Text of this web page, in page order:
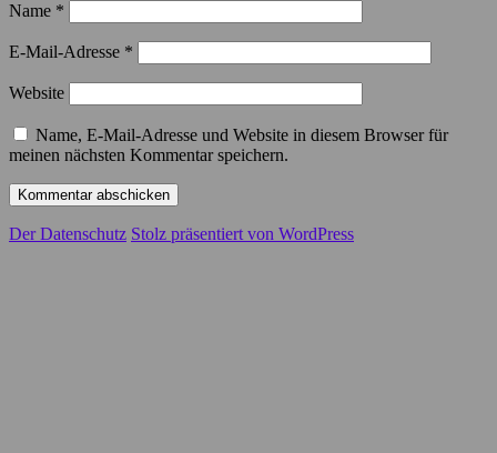
Name *
E-Mail-Adresse *
Website
Name, E-Mail-Adresse und Website in diesem Browser für
meinen nächsten Kommentar speichern.
Der Datenschutz Stolz präsentiert von WordPress